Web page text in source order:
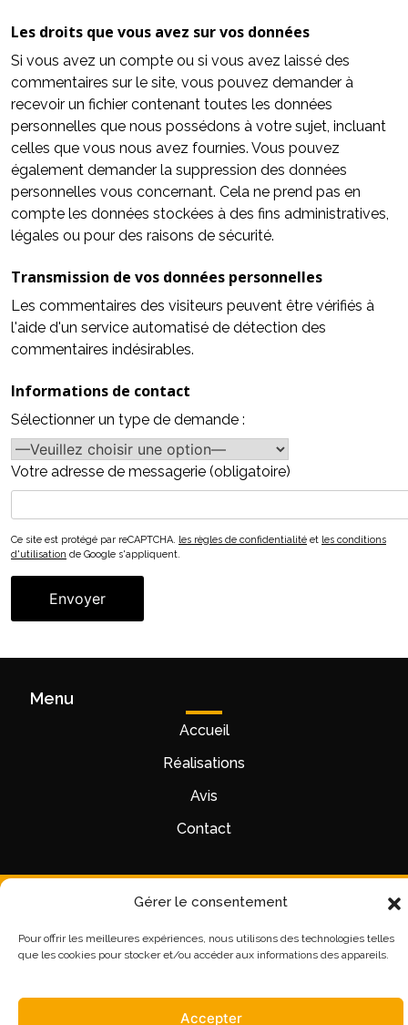
Gérer le consentement
Pour offrir les meilleures expériences, nous utilisons des technologies telles
que les cookies pour stocker et/ou accéder aux informations des appareils.
Accepter
Les droits que vous avez sur vos données
Si vous avez un compte ou si vous avez laissé des
commentaires sur le site, vous pouvez demander à
recevoir un fichier contenant toutes les données
personnelles que nous possédons à votre sujet, incluant
celles que vous nous avez fournies. Vous pouvez
également demander la suppression des données
personnelles vous concernant. Cela ne prend pas en
compte les données stockées à des fins administratives,
légales ou pour des raisons de sécurité.
Transmission de vos données personnelles
Les commentaires des visiteurs peuvent être vérifiés à
l'aide d'un service automatisé de détection des
commentaires indésirables.
Informations de contact
Sélectionner un type de demande :
Votre adresse de messagerie (obligatoire)
Ce site est protégé par reCAPTCHA. les règles de confidentialité et les conditions
d'utilisation de Google s'appliquent.
Menu
Accueil
Réalisations
Avis
Contact
CHAULE FREDERIC TERRASSEMENT